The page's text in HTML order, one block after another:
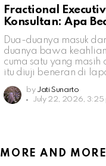
Fractional
Konsultan: Apa
Dua-duanya masuk
duanya bawa
cuma satu yang
itu diuji beneran di
by Jati Sunarto
July 22, 2026, 3:25
MORE AND MORE